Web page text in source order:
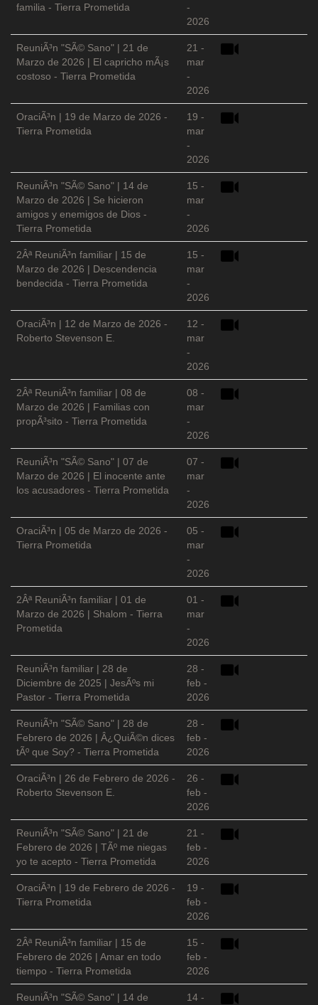
familia - Tierra Prometida
-
2026
ReuniÃ³n "SÃ© Sano" | 21 de
Marzo de 2026 | El capricho mÃ¡s
costoso - Tierra Prometida
21 -
mar
-
2026
OraciÃ³n | 19 de Marzo de 2026 -
Tierra Prometida
19 -
mar
-
2026
ReuniÃ³n "SÃ© Sano" | 14 de
Marzo de 2026 | Se hicieron
amigos y enemigos de Dios -
Tierra Prometida
15 -
mar
-
2026
2Âª ReuniÃ³n familiar | 15 de
Marzo de 2026 | Descendencia
bendecida - Tierra Prometida
15 -
mar
-
2026
OraciÃ³n | 12 de Marzo de 2026 -
Roberto Stevenson E.
12 -
mar
-
2026
2Âª ReuniÃ³n familiar | 08 de
Marzo de 2026 | Familias con
propÃ³sito - Tierra Prometida
08 -
mar
-
2026
ReuniÃ³n "SÃ© Sano" | 07 de
Marzo de 2026 | El inocente ante
los acusadores - Tierra Prometida
07 -
mar
-
2026
OraciÃ³n | 05 de Marzo de 2026 -
Tierra Prometida
05 -
mar
-
2026
2Âª ReuniÃ³n familiar | 01 de
Marzo de 2026 | Shalom - Tierra
Prometida
01 -
mar
-
2026
ReuniÃ³n familiar | 28 de
Diciembre de 2025 | JesÃºs mi
Pastor - Tierra Prometida
28 -
feb -
2026
ReuniÃ³n "SÃ© Sano" | 28 de
Febrero de 2026 | Â¿QuiÃ©n dices
tÃº que Soy? - Tierra Prometida
28 -
feb -
2026
OraciÃ³n | 26 de Febrero de 2026 -
Roberto Stevenson E.
26 -
feb -
2026
ReuniÃ³n "SÃ© Sano" | 21 de
Febrero de 2026 | TÃº me niegas
yo te acepto - Tierra Prometida
21 -
feb -
2026
OraciÃ³n | 19 de Febrero de 2026 -
Tierra Prometida
19 -
feb -
2026
2Âª ReuniÃ³n familiar | 15 de
Febrero de 2026 | Amar en todo
tiempo - Tierra Prometida
15 -
feb -
2026
ReuniÃ³n "SÃ© Sano" | 14 de
14 -